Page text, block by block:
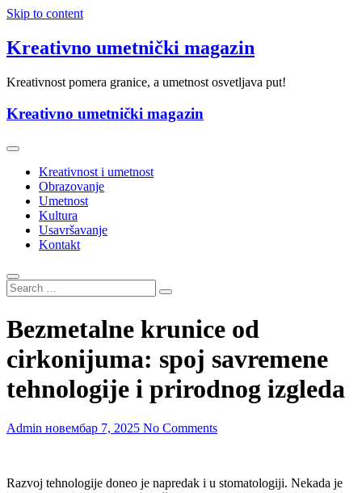
Skip to content
Kreativno umetnički magazin
Kreativnost pomera granice, a umetnost osvetljava put!
Kreativno umetnički magazin
Kreativnost i umetnost
Obrazovanje
Umetnost
Kultura
Usavršavanje
Kontakt
Bezmetalne krunice od
cirkonijuma: spoj savremene
tehnologije i prirodnog izgleda
Admin новембар 7, 2025 No Comments
Razvoj tehnologije doneo je napredak i u stomatologiji. Nekada je